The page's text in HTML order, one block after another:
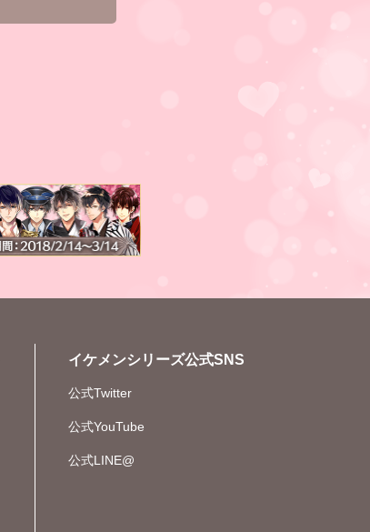
イケメンシリーズ公式SNS
公式Twitter
公式YouTube
公式LINE@